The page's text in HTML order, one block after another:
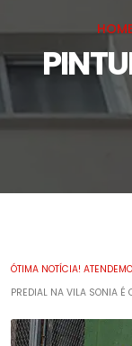
ÓTIMA NOTÍCIA!
PREDIAL NA VILA SONIA É